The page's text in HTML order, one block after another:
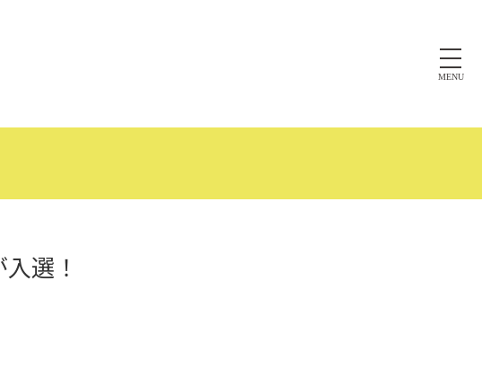
MENU
選！